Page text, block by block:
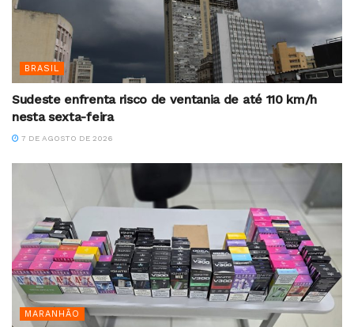
BRASIL
Sudeste enfrenta risco de ventania de até 110 km/h
nesta sexta-feira
7 DE AGOSTO DE 2026
MARANHÃO